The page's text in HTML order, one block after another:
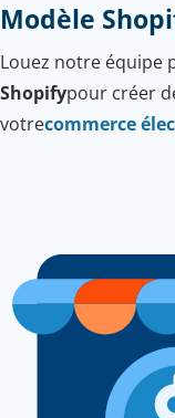
Modèle
Louez notre équipe
Shopifypour créer
votrecommerce